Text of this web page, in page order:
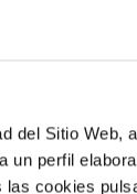
del Sitio Web,
un perfil
cookies